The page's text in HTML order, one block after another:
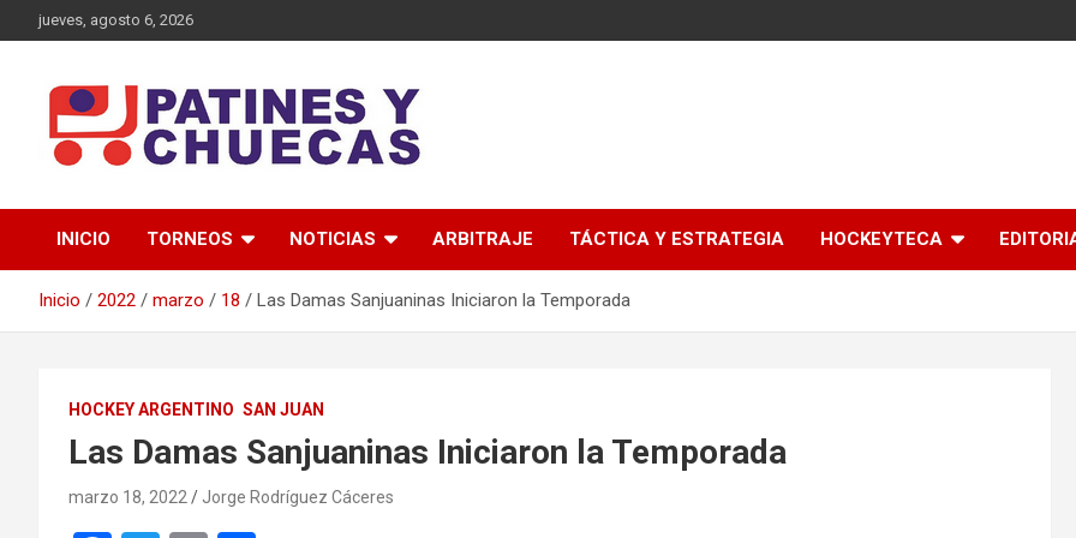
Saltar
al
jueves, agosto 6, 2026
Patines y Chuecas
INICIO TORNEOS NOTICIAS ARBITRAJE TÁCTICA Y ESTRATEGIA HOCKEYTECA
Inicio 2022 marzo 18 Las Damas Sanjuaninas Iniciaron la Temporada
HOCKEY ARGENTINO SAN JUAN
Las Damas Sanjuaninas Iniciaron la Temporada
marzo 18, 2022 Jorge Rodríguez Cáceres